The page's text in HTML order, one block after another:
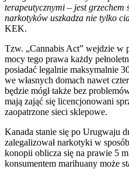
terapeutycznymi – jest grzechem
narkotyków uszkadza nie tylko
KEK.
Tzw. „Cannabis Act” wejdzie w
mocy tego prawa każdy
posiadać legalnie maksymalnie
we własnych domach nawet
będzie mógł także bez
mają zająć się licencjonowani
zaopatrzone sieci sklepowe.
Kanada stanie się po Urugwaju
zalegalizował narkotyki w
konopii oblicza się na prawie 5
konsumentem marihuany może